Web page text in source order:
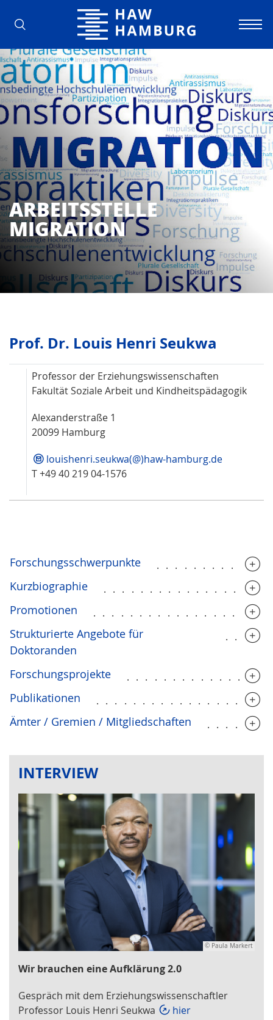
Hochschule für Angewandte
ARBEITSSTELLE
MIGRATION
Prof. Dr. Louis Henri Seukwa
Professor der Erziehungswissenschaften
Fakultät Soziale Arbeit und Kindheitspädagogik
Alexanderstraße 1
20099 Hamburg
louishenri.seukwa(@)haw-hamburg.de
T +49 40 219 04-1576
Forschungsschwerpunkte
Kurzbiographie
Promotionen
Strukturierte Angebote für
Doktoranden
Forschungsprojekte
Publikationen
Ämter / Gremien / Mitgliedschaften
INTERVIEW
© Paula Markert
Wir brauchen eine Aufklärung 2.0
Gespräch mit dem Erziehungswissenschaftler
Professor Louis Henri Seukwa
hier